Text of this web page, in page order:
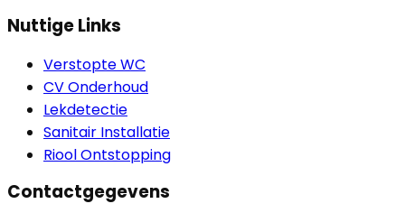
Nuttige Links
Verstopte WC
CV Onderhoud
Lekdetectie
Sanitair Installatie
Riool Ontstopping
Contactgegevens